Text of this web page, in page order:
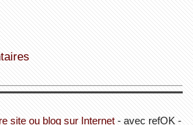
site ou blog sur Internet - avec refOK -